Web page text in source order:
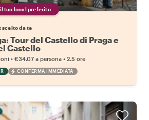
tuo local preferito
scelto da te
Tour del Castello di Praga e
Castello
• €34.07 a persona • 2.5 ore
CONFERMA IMMEDIATA